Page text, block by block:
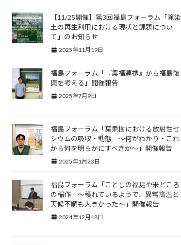
【11/25開催】第3回福島フォーラム「除染
土の再生利用における現状と課題につい
て」のお知らせ
2025年11月19日
福島フォーラム「『農福連携』から福島復
興を考える」開催報告
2025年7月9日
福島フォーラム「葉果樹における放射性セ
シウムの吸収・動態 ～何がわかり・これ
から何を明らかにすべきか～」開催報告
2025年1月23日
福島フォーラム「ことしの福島や米どころ
の稲作 ～穫れているようで、異常高温と
天候不順も大きかった～」開催報告
2024年12月18日